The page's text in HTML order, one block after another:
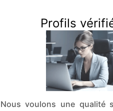
Profils
Nous voulons une qualité